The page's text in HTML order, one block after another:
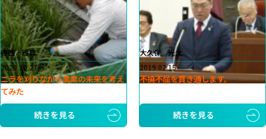
寺西 雅典
2020.10.27
ニラを刈りながら農業の未来を考え
てみた
続きを見る
大久保 光太
2019.02.15
不撓不屈を貫き通します。
続きを見る